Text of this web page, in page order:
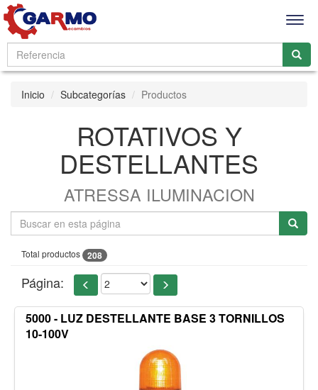
Inicio Subcategorías Productos
ROTATIVOS Y
DESTELLANTES
ATRESSA ILUMINACION
Total productos 208
Página:
5000 - LUZ DESTELLANTE BASE 3 TORNILLOS
10-100V